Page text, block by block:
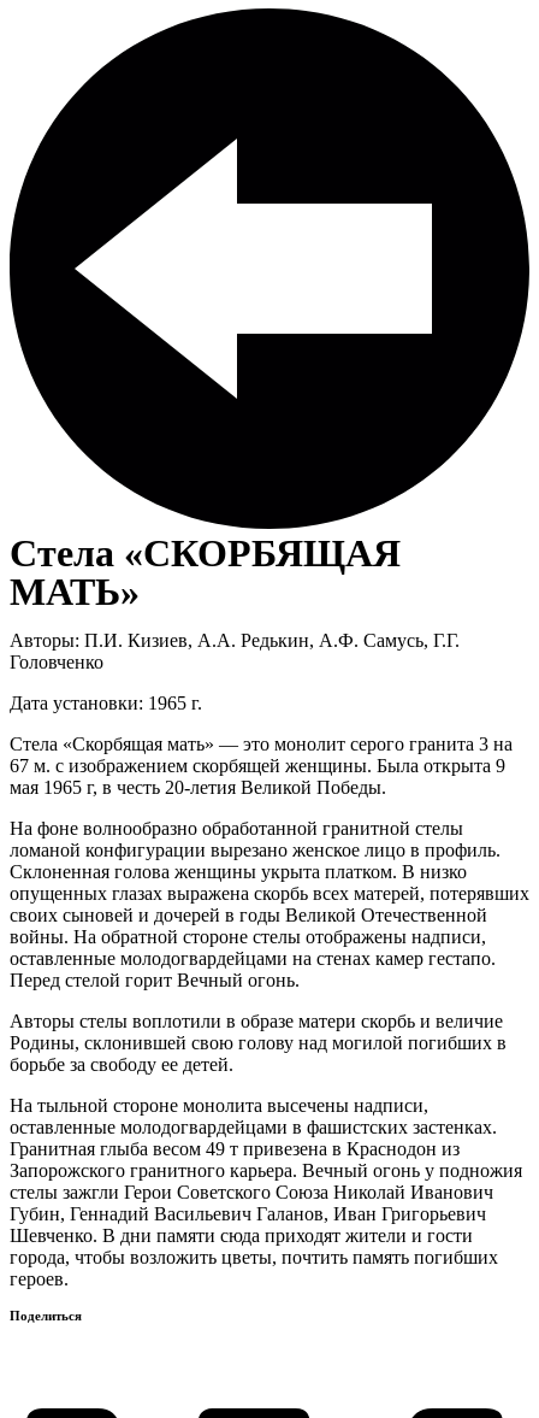
Стела «СКОРБЯЩАЯ
МАТЬ»
Авторы: П.И. Кизиев, А.А. Редькин, А.Ф. Самусь, Г.Г.
Головченко
Дата установки: 1965 г.
Стела «Скорбящая мать» — это монолит серого гранита 3 на
67 м. с изображением скорбящей женщины. Была открыта 9
мая 1965 г, в честь 20-летия Великой Победы.
На фоне волнообразно обработанной гранитной стелы
ломаной конфигурации вырезано женское лицо в профиль.
Склоненная голова женщины укрыта платком. В низко
опущенных глазах выражена скорбь всех матерей, потерявших
своих сыновей и дочерей в годы Великой Отечественной
войны. На обратной стороне стелы отображены надписи,
оставленные молодогвардейцами на стенах камер гестапо.
Перед стелой горит Вечный огонь.
Авторы стелы воплотили в образе матери скорбь и величие
Родины, склонившей свою голову над могилой погибших в
борьбе за свободу ее детей.
На тыльной стороне монолита высечены надписи,
оставленные молодогвардейцами в фашистских застенках.
Гранитная глыба весом 49 т привезена в Краснодон из
Запорожского гранитного карьера. Вечный огонь у подножия
стелы зажгли Герои Советского Союза Николай Иванович
Губин, Геннадий Васильевич Галанов, Иван Григорьевич
Шевченко. В дни памяти сюда приходят жители и гости
города, чтобы возложить цветы, почтить память погибших
героев.
Поделиться